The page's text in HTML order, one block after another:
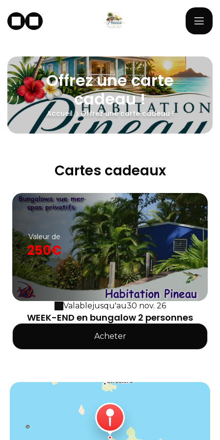
Offrez une carte
cadeau !
Accueil Offrez une carte cadeau !
Cartes cadeaux
Valeur de
250€
Valablejusqu'au30 nov. 26
WEEK-END en bungalow 2 personnes
Acheter